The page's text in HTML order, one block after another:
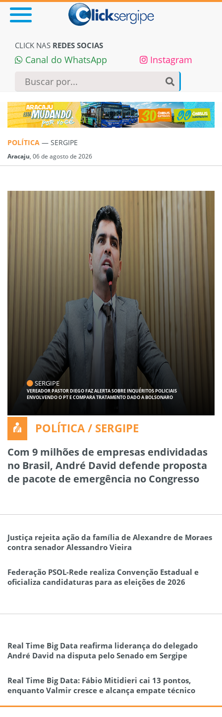
CLICK NAS REDES SOCIAS
Canal do WhatsApp Instagram
POLÍTICA — SERGIPE
Aracaju, 06 de agosto de 2026
SERGIPE
VEREADOR PASTOR DIEGO FAZ ALERTA SOBRE INQUÉRITOS POLICIAIS
ENVOLVENDO O PT E COMPARA TRATAMENTO DADO A BOLSONARO
POLÍTICA / SERGIPE
Com 9 milhões de empresas endividadas
no Brasil, André David defende proposta
de pacote de emergência no Congresso
Justiça rejeita ação da família de Alexandre de Moraes
contra senador Alessandro Vieira
Federação PSOL-Rede realiza Convenção Estadual e
oficializa candidaturas para as eleições de 2026
Real Time Big Data reafirma liderança do delegado
André David na disputa pelo Senado em Sergipe
Real Time Big Data: Fábio Mitidieri cai 13 pontos,
enquanto Valmir cresce e alcança empate técnico